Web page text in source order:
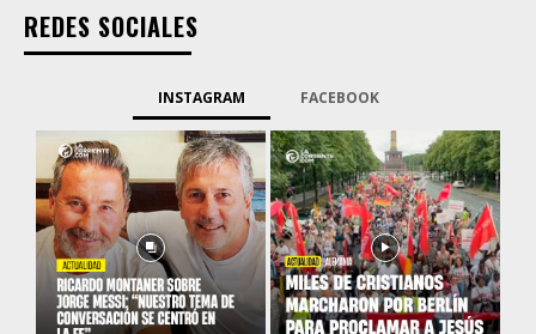
REDES SOCIALES
INSTAGRAM FACEBOOK